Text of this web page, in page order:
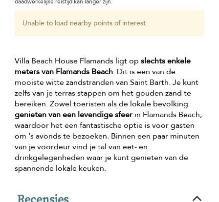
Unable to load nearby points of interest.
Villa Beach House Flamands ligt op slechts enkele
meters van Flamands Beach. Dit is een van de
mooiste witte zandstranden van Saint Barth. Je kunt
zelfs van je terras stappen om het gouden zand te
bereiken. Zowel toeristen als de lokale bevolking
genieten van een levendige sfeer in Flamands Beach,
waardoor het een fantastische optie is voor gasten
om 's avonds te bezoeken. Binnen een paar minuten
van je voordeur vind je tal van eet- en
drinkgelegenheden waar je kunt genieten van de
spannende lokale keuken.